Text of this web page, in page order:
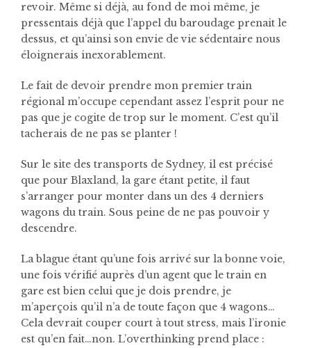
revoir. Même si déjà, au fond de moi même, je
pressentais déjà que l’appel du baroudage prenait le
dessus, et qu’ainsi son envie de vie sédentaire nous
éloignerais inexorablement.
Le fait de devoir prendre mon premier train
régional m’occupe cependant assez l’esprit pour ne
pas que je cogite de trop sur le moment. C’est qu’il
tacherais de ne pas se planter !
Sur le site des transports de Sydney, il est précisé
que pour Blaxland, la gare étant petite, il faut
s’arranger pour monter dans un des 4 derniers
wagons du train. Sous peine de ne pas pouvoir y
descendre.
La blague étant qu’une fois arrivé sur la bonne voie,
une fois vérifié auprès d’un agent que le train en
gare est bien celui que je dois prendre, je
m’aperçois qu’il n’a de toute façon que 4 wagons…
Cela devrait couper court à tout stress, mais l’ironie
est qu’en fait…non. L’overthinking prend place :